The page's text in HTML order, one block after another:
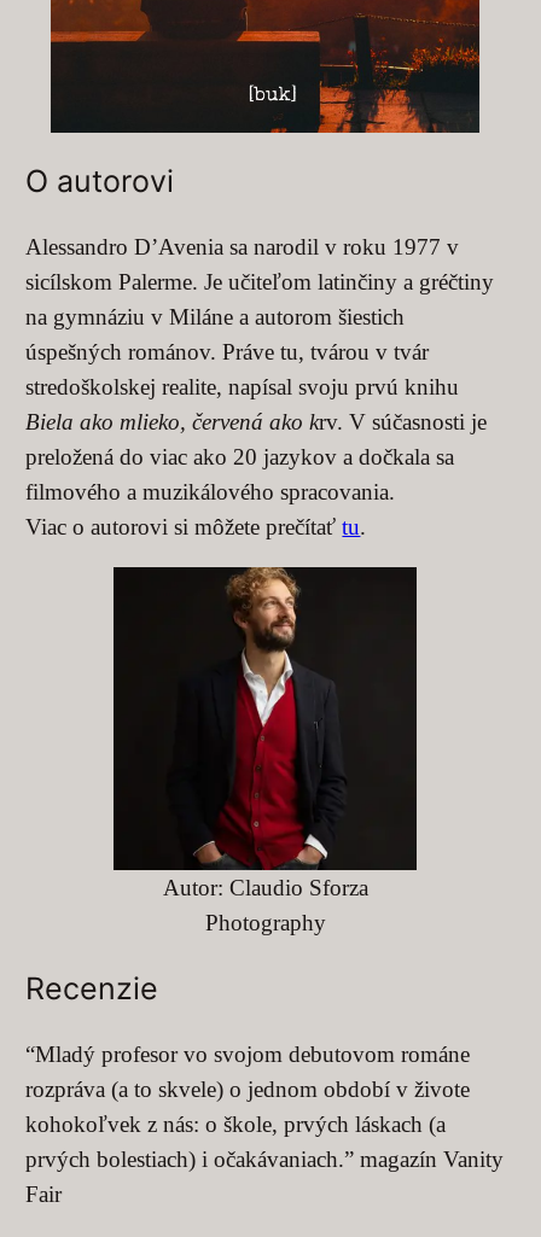
O autorovi
Alessandro D’Avenia sa narodil v roku 1977 v
sicílskom Palerme. Je učiteľom latinčiny a gréčtiny
na gymnáziu v Miláne a autorom šiestich
úspešných románov. Práve tu, tvárou v tvár
stredoškolskej realite, napísal svoju prvú knihu
Biela ako mlieko, červená ako krv. V súčasnosti je
preložená do viac ako 20 jazykov a dočkala sa
filmového a muzikálového spracovania.
Viac o autorovi si môžete prečítaťtu.
Autor: Claudio Sforza
Photography
Recenzie
“Mladý profesor vo svojom debutovom románe
rozpráva (a to skvele) o jednom období v živote
kohokoľvek z nás: o škole, prvých láskach (a
prvých bolestiach) i očakávaniach.” magazín Vanity
Fair